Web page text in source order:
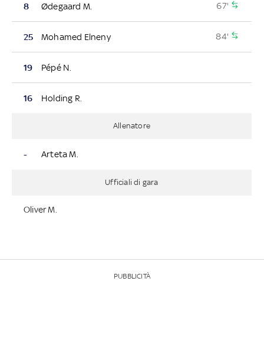
8 Ødegaard M. 67'
25 Mohamed Elneny 84'
19 Pépé N.
16 Holding R.
Allenatore
- Arteta M.
Ufficiali di gara
Oliver M.
PUBBLICITÀ